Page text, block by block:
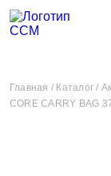
Главная / Каталог /
CORE CARRY BAG